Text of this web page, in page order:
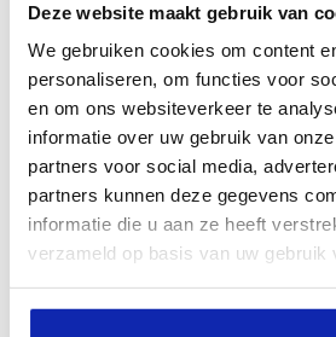
Deze website maakt gebruik van
We gebruiken cookies om content
personaliseren, om functies voor
en om ons websiteverkeer te
informatie over uw gebruik van
partners voor social media,
partners kunnen deze gegevens
informatie die u aan ze heeft
verzameld op basis van uw gebruik